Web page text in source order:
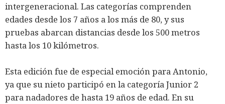
intergeneracional. Las categorías comprenden
edades desde los 7 años a los más de 80, y sus
pruebas abarcan distancias desde los 500 metros
hasta los 10 kilómetros.
Esta edición fue de especial emoción para Antonio,
ya que su nieto participó en la categoría Junior 2
para nadadores de hasta 19 años de edad. En su